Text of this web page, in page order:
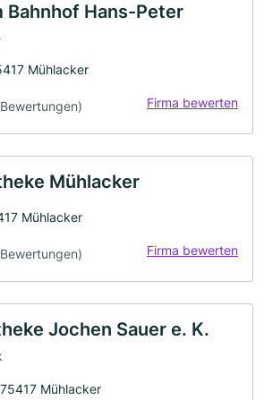
Bahnhof Hans-Peter
Mühlacker
Firma bewerten
Mühlacker
Mühlacker
Firma bewerten
Jochen Sauer e. K.
Mühlacker